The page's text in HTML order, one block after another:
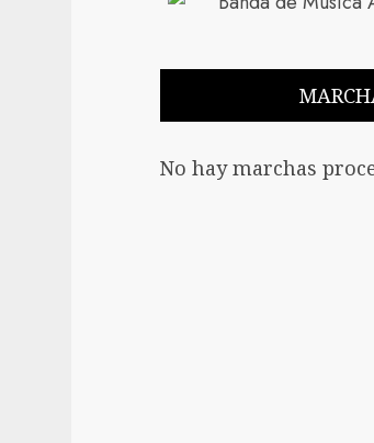
No hay marchas